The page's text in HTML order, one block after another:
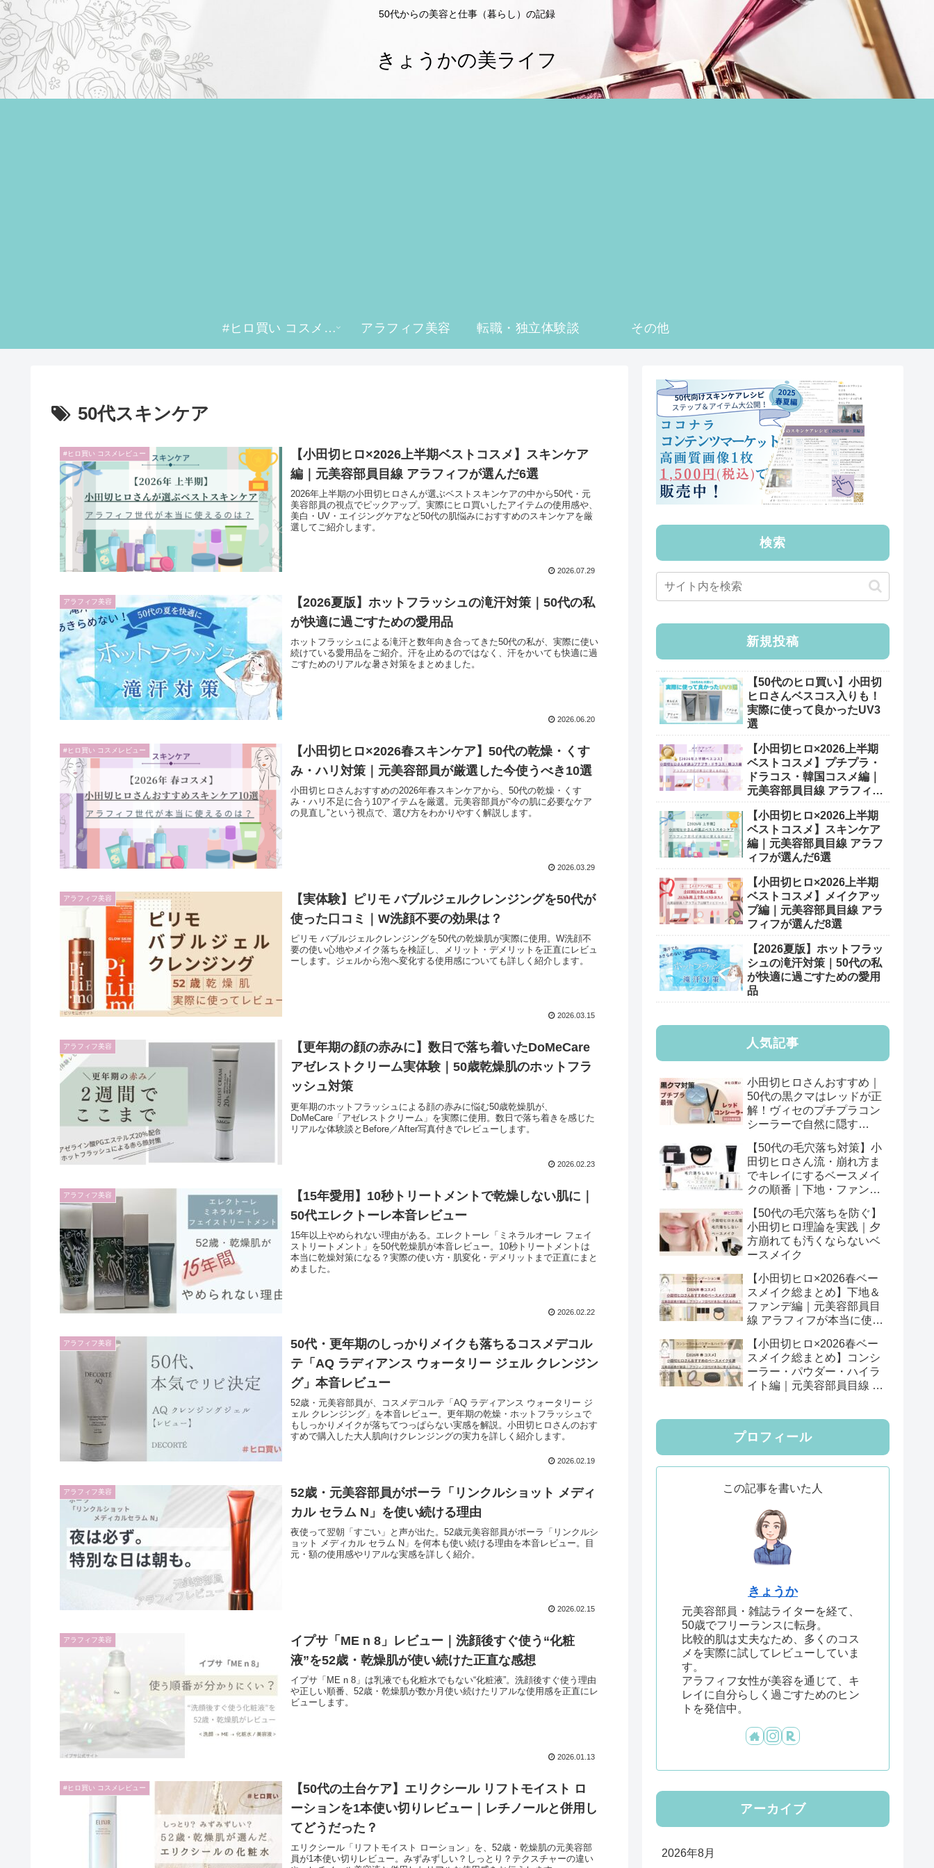
50代からの美容と仕事（暮らし）の記録
きょうかの美ライフ
#ヒロ買い コスメレビュー アラフィフ美容 転職・独立体験談 その他
50代スキンケア
#ヒロ買い コスメレビュー
【小田切ヒロ×2026上半期ベストコスメ】スキンケア
編｜元美容部員目線 アラフィフが選んだ6選
2026年上半期の小田切ヒロさんが選ぶベストスキンケアの中から50代・元
美容部員の視点でピックアップ。実際にヒロ買いしたアイテムの使用感や、
美白・UV・エイジングケアなど50代の肌悩みにおすすめのスキンケアを厳
選してご紹介します。
2026.07.29
アラフィフ美容
【2026夏版】ホットフラッシュの滝汗対策｜50代の私
が快適に過ごすための愛用品
ホットフラッシュによる滝汗と数年向き合ってきた50代の私が、実際に使い
続けている愛用品をご紹介。汗を止めるのではなく、汗をかいても快適に過
ごすためのリアルな暑さ対策をまとめました。
2026.06.20
#ヒロ買い コスメレビュー
【小田切ヒロ×2026春スキンケア】50代の乾燥・くす
み・ハリ対策｜元美容部員が厳選した今使うべき10選
小田切ヒロさんおすすめの2026年春スキンケアから、50代の乾燥・くす
み・ハリ不足に合う10アイテムを厳選。元美容部員が“今の肌に必要なケア
の見直し”という視点で、選び方をわかりやすく解説します。
2026.03.29
アラフィフ美容
【実体験】ピリモ バブルジェルクレンジングを50代が
使った口コミ｜W洗顔不要の効果は？
ピリモ バブルジェルクレンジングを50代の乾燥肌が実際に使用。W洗顔不
要の使い心地やメイク落ちを検証し、メリット・デメリットを正直にレビュ
ーします。ジェルから泡へ変化する使用感についても詳しく紹介します。
2026.03.15
アラフィフ美容
【更年期の顔の赤みに】数日で落ち着いたDoMeCare
アゼレストクリーム実体験｜50歳乾燥肌のホットフラ
ッシュ対策
更年期のホットフラッシュによる顔の赤みに悩む50歳乾燥肌が、
DoMeCare「アゼレストクリーム」を実際に使用。数日で落ち着きを感じた
リアルな体験談とBefore／After写真付きでレビューします。
2026.02.23
アラフィフ美容
【15年愛用】10秒トリートメントで乾燥しない肌に｜
50代エレクトーレ本音レビュー
15年以上やめられない理由がある。エレクトーレ「ミネラルオーレ フェイ
ストリートメント」を50代乾燥肌が本音レビュー。10秒トリートメントは
本当に乾燥対策になる？実際の使い方・肌変化・デメリットまで正直にまと
めました。
2026.02.22
アラフィフ美容
50代・更年期のしっかりメイクも落ちるコスメデコル
テ「AQ ラディアンス ウォータリー ジェル クレンジン
グ」本音レビュー
52歳・元美容部員が、コスメデコルテ「AQ ラディアンス ウォータリー ジ
ェル クレンジング」を本音レビュー。更年期の乾燥・ホットフラッシュで
もしっかりメイクが落ちてつっぱらない実感を解説。小田切ヒロさんのおす
すめで購入した大人肌向けクレンジングの実力を詳しく紹介します。
2026.02.19
アラフィフ美容
52歳・元美容部員がポーラ「リンクルショット メディ
カル セラム N」を使い続ける理由
夜使って翌朝「すごい」と声が出た。52歳元美容部員がポーラ「リンクルシ
ョット メディカル セラム N」を何本も使い続ける理由を本音レビュー。目
元・額の使用感やリアルな実感を詳しく紹介。
2026.02.15
アラフィフ美容
イプサ「ME n 8」レビュー｜洗顔後すぐ使う“化粧
液”を52歳・乾燥肌が使い続けた正直な感想
イプサ「ME n 8」は乳液でも化粧水でもない“化粧液”。洗顔後すぐ使う理由
や正しい順番、52歳・乾燥肌が数か月使い続けたリアルな使用感を正直にレ
ビューします。
2026.01.13
#ヒロ買い コスメレビュー
【50代の土台ケア】エリクシール リフトモイスト ロ
ーションを1本使い切りレビュー｜レチノールと併用し
てどうだった？
エリクシール「リフトモイスト ローション」を、52歳・乾燥肌の元美容部
員が1本使い切りレビュー。みずみずしい？しっとり？テクスチャーの違い
検索
新規投稿
【50代のヒロ買い】小田切
ヒロさんベスコス入りも！
実際に使って良かったUV3
選
【小田切ヒロ×2026上半期
ベストコスメ】プチプラ・
ドラコス・韓国コスメ編｜
元美容部員目線 アラフィフ
【小田切ヒロ×2026上半期
ベストコスメ】スキンケア
編｜元美容部員目線 アラフ
ィフが選んだ6選
【小田切ヒロ×2026上半期
ベストコスメ】メイクアッ
プ編｜元美容部員目線 アラ
フィフが選んだ8選
【2026夏版】ホットフラッ
シュの滝汗対策｜50代の私
が快適に過ごすための愛用
品
人気記事
小田切ヒロさんおすすめ｜
50代の黒クマはレッドが正
解！ヴィセのプチプラコン
シーラーで自然に隠す
【50代の毛穴落ち対策】小
田切ヒロさん流・崩れ方ま
でキレイにするベースメイ
クの順番｜下地・ファン
【50代の毛穴落ちを防ぐ】
小田切ヒロ理論を実践｜夕
方崩れても汚くならないベ
ースメイク
【小田切ヒロ×2026春ベー
スメイク総まとめ】下地＆
ファンデ編｜元美容部員目
線 アラフィフが本当に使え
【小田切ヒロ×2026春ベー
スメイク総まとめ】コンシ
ーラー・パウダー・ハイラ
イト編｜元美容部員目線 ア
プロフィール
この記事を書いた人
きょうか
元美容部員・雑誌ライターを経て、
50歳でフリーランスに転身。
比較的肌は丈夫なため、多くのコス
メを実際に試してレビューしていま
す。
アラフィフ女性が美容を通じて、キ
レイに自分らしく過ごすためのヒン
トを発信中。
アーカイブ
2026年8月